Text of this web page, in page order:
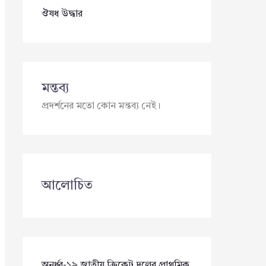
ঔষধ উদ্ধার
মন্তব্য
প্রদর্শনের মতো কোন মন্তব্য নেই।
আলোচিত